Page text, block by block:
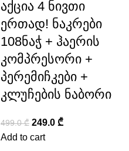
აქცია 4 ნივთი
ერთად! ნაკრები
108ნაჭ + ჰაერის
კომპრესორი +
პერემიჩკები +
კლუჩების ნაბორი
499.0₾ 249.0 ₾
Add to cart